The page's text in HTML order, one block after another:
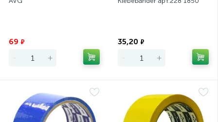
69 ₽
- +
35,20 ₽
- +